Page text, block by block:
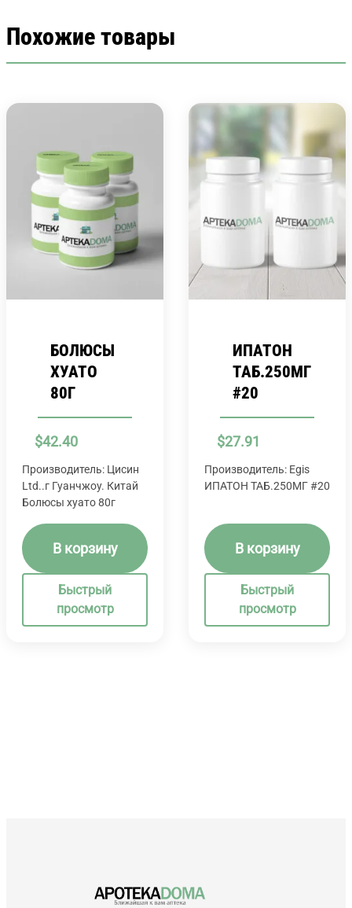
Похожие товары
БОЛЮСЫ
ХУАТО
80Г
$42.40
Производитель: Цисин
Ltd..г Гуанчжоу. Китай
Болюсы хуато 80г
В корзину
Быстрый
просмотр
ИПАТОН
ТАБ.250МГ
#20
$27.91
Производитель: Egis
ИПАТОН ТАБ.250МГ #20
В корзину
Быстрый
просмотр